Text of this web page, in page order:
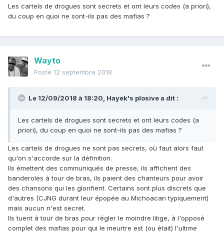
Les cartels de drogues sont secrets et ont leurs codes (a priori),
du coup en quoi ne sont-ils pas des mafias ?
Wayto
Posté 12 septembre 2018
Le 12/09/2018 à 18:20, Hayek's plosivea dit :
Les cartels de drogues sont secrets et ont leurs codes (a
priori), du coup en quoi ne sont-ils pas des mafias ?
Les cartels de drogues ne sont pas secrets, où faut alors faut
qu'on s'accorde sur la définition.
Ils émettent des communiqués de presse, ils affichent des
banderoles à tour de bras, ils paient des chanteurs pour avoir
des chansons qui les glorifient. Certains sont plus discrets que
d'autres (CJNG durant leur épopée au Michoacan typiquement)
mais aucun n'est secret.
Ils tuent à tour de bras pour régler le moindre litige, à l'opposé
complet des mafias pour qui le meurtre est (ou était) l'ultime